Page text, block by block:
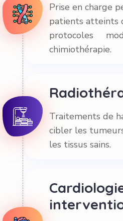
Prise en charge
patients atteints
protocoles
chimiothérapie.
Traitements de
cibler les
les tissus